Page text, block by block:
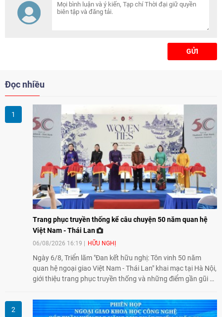
GỬI
Đọc nhiều
Trang phục truyền thống kể câu chuyện 50 năm quan hệ
Việt Nam - Thái Lan
06/08/2026 16:19 HỮU NGHỊ
Ngày 6/8, Triển lãm "Đan kết hữu nghị: Tôn vinh 50 năm
quan hệ ngoại giao Việt Nam - Thái Lan" khai mạc tại Hà Nội,
giới thiệu trang phục truyền thống và những điểm gần gũi về
giao lưu nhân dân trong chặng đường nửa thế kỷ quan hệ
song phương.